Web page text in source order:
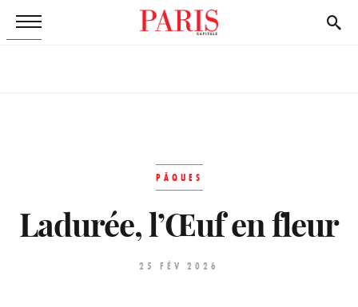
PÂQUES
Ladurée, l’Œuf en fleur
25 FÉV 2026